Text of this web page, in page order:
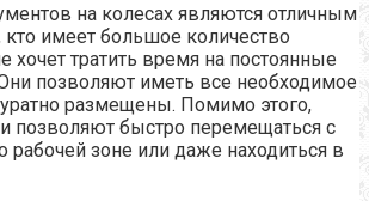
на колесах являются отличным
имеет большое количество
хочет тратить время на постоянные
позволяют иметь все необходимое
размещены. Помимо этого,
позволяют быстро перемещаться с
рабочей зоне или даже находиться в